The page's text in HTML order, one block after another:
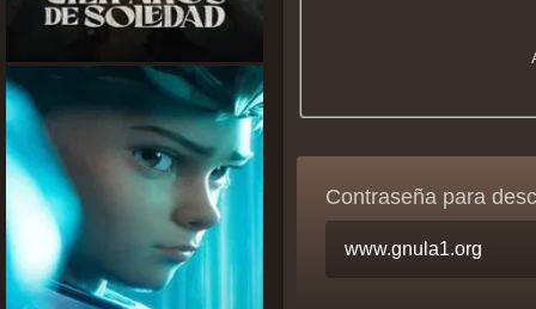
Contraseña para